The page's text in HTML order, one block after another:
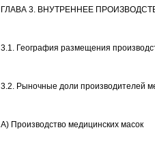
ГЛАВА 3. ВНУТРЕННЕЕ
3.1. География размещения
3.2. Рыночные доли производителей
А) Производство медицинских масок